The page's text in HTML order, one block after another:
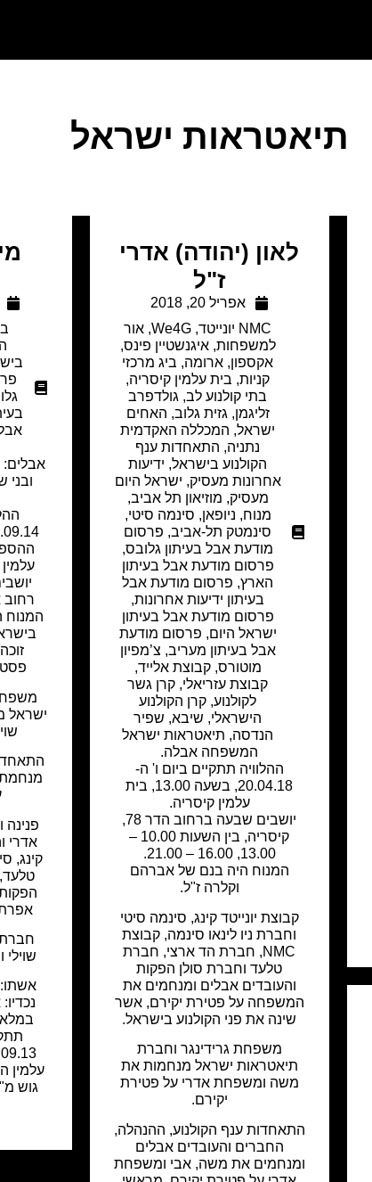
תיאטראות ישראל
לאון (יהודה) אדרי
ז"ל
אפריל 20, 2018
NMC יונייטד
,
We4G
, אור
למשפחות,איגנשטיין פינס,
אקספון, ארומה, ביג מרכזי
קניות, בית עלמין קיסריה,
בתי קולנוע לב, גולדפרב
זליגמן,גזית גלוב, האחים
ישראל, המכללה האקדמית
נתניה, התאחדות ענף
הקולנוע בישראל, ידיעות
אחרונות מעסיק, ישראל היום
מעסיק, מוזיאון תל אביב,
מנוח, ניופאן, סינמה סיטי,
סינמטק תל-אביב, פרסום
מודעת אבל בעיתון גלובס,
פרסום מודעת אבל בעיתון
הארץ, פרסום מודעת אבל
בעיתון ידיעות אחרונות,
פרסום מודעת אבל בעיתון
ישראל היום, פרסום מודעת
אבל בעיתון מעריב, צ’מפיון
מוטורס,קבוצת אלייד,
קבוצת עזריאלי, קרן גשר
לקולנוע, קרן הקולנוע
הישראלי, שיבא, שפיר
הנדסה, תיאטראות ישראל
המשפחה אבלה.
ההלוויה תתקיים ביום ו' ה-
20.04.18, בשעה 13.00, בית
עלמין קיסריה.
יושבים שבעה ברחוב הדר 78,
קיסריה, בין השעות 10.00 –
13.00, 16.00 – 21.00.
המנוח היה בנם של אברהם
וקלרה ז"ל.
קבוצת יונייטד קינג, סינמה סיטי
וחברת ניו לינאו סינמה, קבוצת
NMC, חברת הד ארצי, חברת
טלעד וחברת סולן הפקות
והעובדים אבלים ומנחמים את
המשפחה על פטירת יקירם, אשר
שינה את פני הקולנוע בישראל.
משפחת גרידינגר וחברת
תיאטראות ישראל מנחמות את
משה ומשפחת אדרי על פטירת
יקירם.
התאחדות ענף הקולנוע, ההנהלה,
החברים והעובדים אבלים
ומנחמים את משה, אבי ומשפחת
אבלים:
ובני
רחוב אבן
המנוח
ישראל
מנחמת
פנינה
אדרי
אפרת
חברת
אשתו:
עלמין